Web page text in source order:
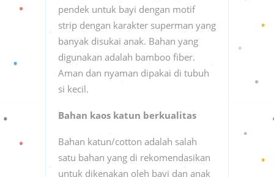
pendek untuk bayi dengan motif
strip dengan karakter superman yang
banyak disukai anak. Bahan yang
digunakan adalah bamboo fiber.
Aman dan nyaman dipakai di tubuh
si kecil.
Bahan kaos katun berkualitas
Bahan katun/cotton adalah salah
satu bahan yang di rekomendasikan
untuk dikenakan oleh bayi dan anak